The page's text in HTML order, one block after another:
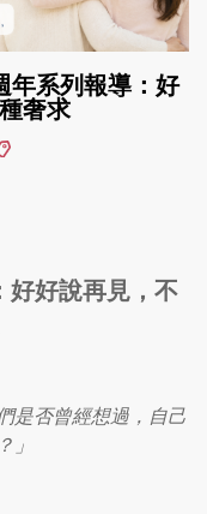
年系列報導：好
奢求
好好說再見，不
是否曾經想過，自己
」